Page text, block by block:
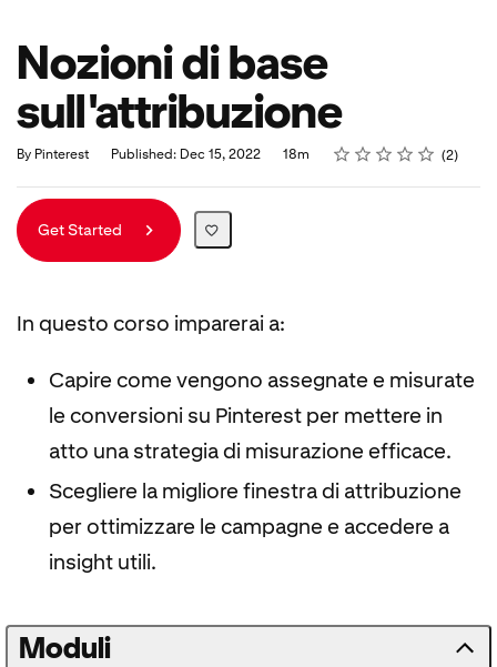
Nozioni di base
sull'attribuzione
By Pinterest Published: Dec 15, 2022
Duration 18m Rating
1 star
2 stars
3 stars
4 stars
5 stars
Average rating: 5.0 2
2 reviews
Get Started
In questo corso imparerai a:
Capire come vengono assegnate e misurate
le conversioni su Pinterest per mettere in
atto una strategia di misurazione efficace.
Scegliere la migliore finestra di attribuzione
per ottimizzare le campagne e accedere a
insight utili.
Moduli